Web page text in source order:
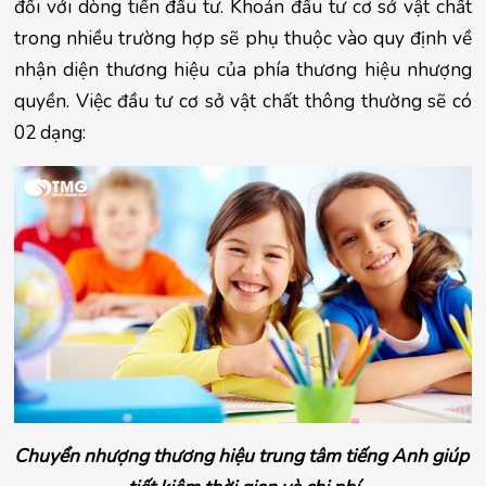
đối với dòng tiền đầu tư. Khoản đầu tư cơ sở vật chất
trong nhiều trường hợp sẽ phụ thuộc vào quy định về
nhận diện thương hiệu của phía thương hiệu nhượng
quyền. Việc đầu tư cơ sở vật chất thông thường sẽ có
02 dạng:
Chuyển nhượng thương hiệu trung tâm tiếng Anh giúp